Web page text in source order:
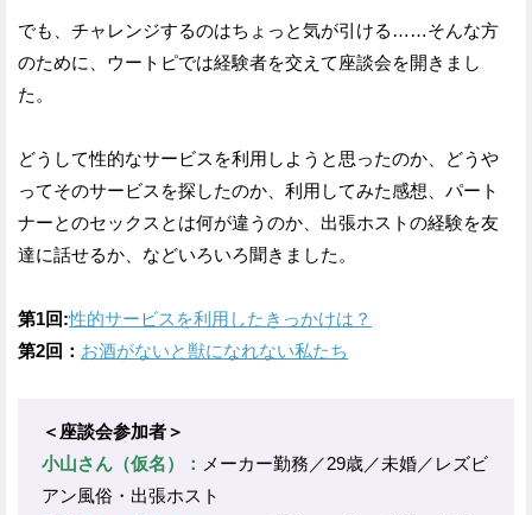
でも、チャレンジするのはちょっと気が引ける……そんな方
のために、ウートピでは経験者を交えて座談会を開きまし
た。
どうして性的なサービスを利用しようと思ったのか、どうや
ってそのサービスを探したのか、利用してみた感想、パート
ナーとのセックスとは何が違うのか、出張ホストの経験を友
達に話せるか、などいろいろ聞きました。
第1回:性的サービスを利用したきっかけは？
第2回： お酒がないと獣になれない私たち
＜座談会参加者＞
小山さん（仮名）： メーカー勤務／29歳／未婚／レズビ
アン風俗・出張ホスト